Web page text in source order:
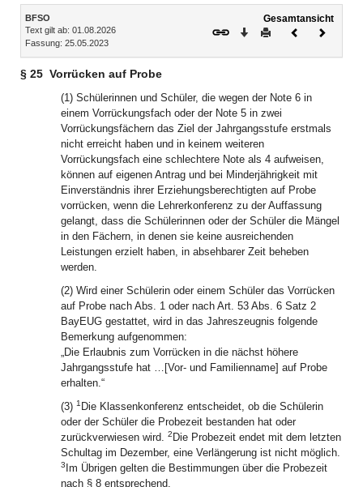
Inhalt
BFSO
Text gilt ab: 01.08.2026
Fassung: 25.05.2023
Gesamtansicht
Download
DruckenVorheriges
§ 25 Vorrücken auf Probe
(1) Schülerinnen und Schüler, die wegen der Note 6 in
einem Vorrückungsfach oder der Note 5 in zwei
Vorrückungsfächern das Ziel der Jahrgangsstufe erstmals
nicht erreicht haben und in keinem weiteren
Vorrückungsfach eine schlechtere Note als 4 aufweisen,
können auf eigenen Antrag und bei Minderjährigkeit mit
Einverständnis ihrer Erziehungsberechtigten auf Probe
vorrücken, wenn die Lehrerkonferenz zu der Auffassung
gelangt, dass die Schülerinnen oder der Schüler die Mängel
in den Fächern, in denen sie keine ausreichenden
Leistungen erzielt haben, in absehbarer Zeit beheben
werden.
(2) Wird einer Schülerin oder einem Schüler das Vorrücken
auf Probe nach Abs. 1 oder nach Art. 53 Abs. 6 Satz 2
BayEUG gestattet, wird in das Jahreszeugnis folgende
Bemerkung aufgenommen:
„Die Erlaubnis zum Vorrücken in die nächst höhere
Jahrgangsstufe hat …[Vor- und Familienname] auf Probe
erhalten.“
(3) 1 Die Klassenkonferenz entscheidet, ob die Schülerin
oder der Schüler die Probezeit bestanden hat oder
zurückverwiesen wird. 2 Die Probezeit endet mit dem letzten
Schultag im Dezember, eine Verlängerung ist nicht möglich.
3 Im Übrigen gelten die Bestimmungen über die Probezeit
nach § 8 entsprechend.